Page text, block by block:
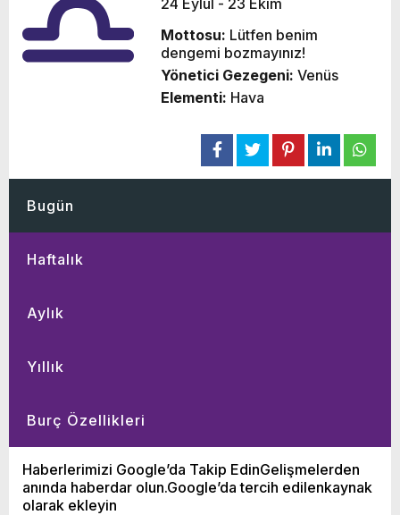
24 Eylül - 23 Ekim
Mottosu: Lütfen benim
dengemi bozmayınız!
Yönetici Gezegeni: Venüs
Elementi: Hava
Bugün
Haftalık
Aylık
Yıllık
Burç Özellikleri
Haberlerimizi Google’da Takip EdinGelişmelerden
anında haberdar olun.Google’da tercih edilenkaynak
olarak ekleyin